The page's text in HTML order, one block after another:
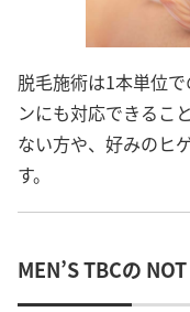
脱毛施術は1本単位
ンにも対応できるこ
ない方や、好みのヒ
す。
MEN’S TBCの